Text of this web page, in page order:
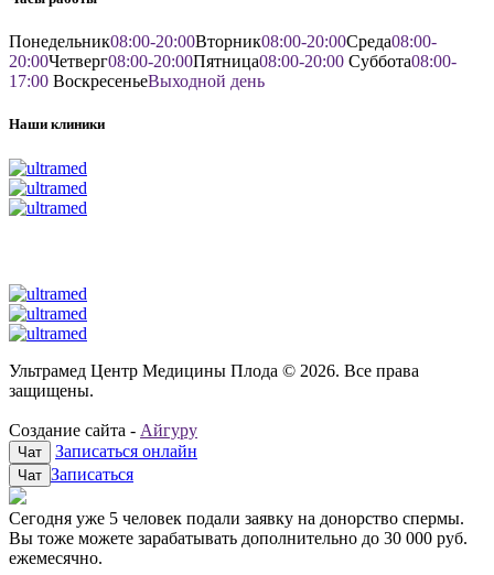
Понедельник08:00-20:00Вторник08:00-20:00Среда08:00-
20:00Четверг08:00-20:00Пятница08:00-20:00 Суббота08:00-
17:00 ВоскресеньеВыходной день
Наши клиники
Ультрамед Центр Медицины Плода © 2026. Все права
защищены.
Создание сайта - Айгуру
Чат Записаться онлайн
Чат Записаться
Сегодня уже 5 человек подали заявку на донорство спермы.
Вы тоже можете зарабатывать дополнительно до 30 000 руб.
ежемесячно.